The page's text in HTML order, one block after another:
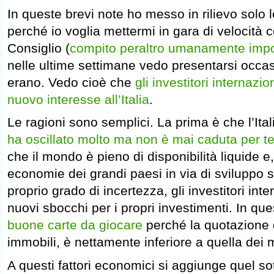
In queste brevi note ho messo in rilievo solo
perché io voglia mettermi in gara di velocità
Consiglio (compito peraltro umanamente
nelle ultime settimane vedo presentarsi
erano. Vedo cioè che gli investitori
nuovo interesse all’Italia.
Le ragioni sono semplici. La prima è che
ha oscillato molto ma non è mai caduta per
che il mondo è pieno di disponibilità liquide
economie dei grandi paesi in via di sviluppo
proprio grado di incertezza, gli investitori
nuovi sbocchi per i propri investimenti. In
buone carte da giocare perché la
immobili, è nettamente inferiore a quella dei
A questi fattori economici si aggiunge quel